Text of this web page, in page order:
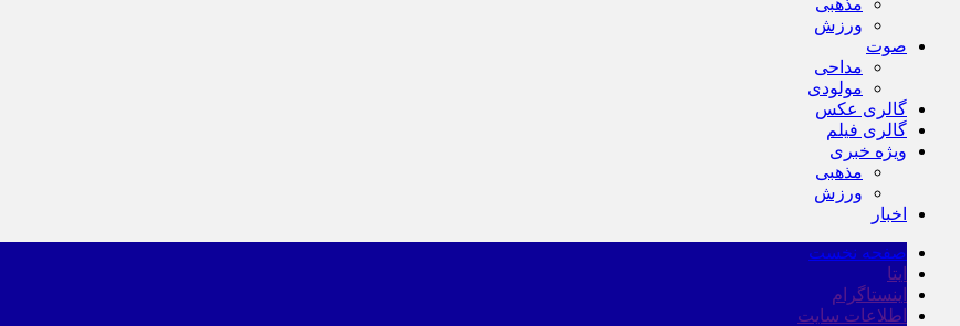
مذهبی
ورزش
صوت
مداحی
مولودی
گالری عکس
گالری فیلم
ویژه خبری
مذهبی
ورزش
اخبار
صفحه نخست
ایتا
اینستاگرام
اطلاعات سایت